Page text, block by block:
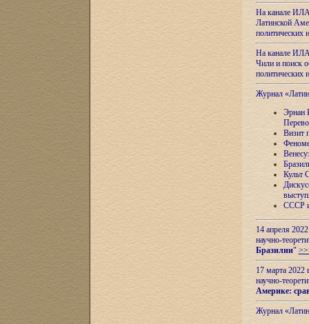
На канале
Латинской
На канале
Чили и поиск
Журнал
Эрнан
Визит
Культ
СССР и
14 апреля
научно-
Бразилии"
17 марта 2022
научно-
Америке:
Журнал